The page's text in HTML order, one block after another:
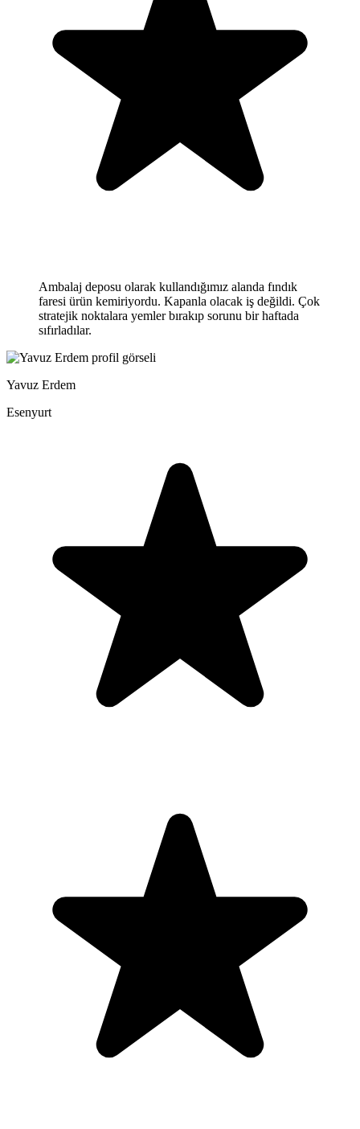
Ambalaj deposu olarak kullandığımız alanda fındık
faresi ürün kemiriyordu. Kapanla olacak iş değildi. Çok
stratejik noktalara yemler bırakıp sorunu bir haftada
sıfırladılar.
Yavuz Erdem
Esenyurt